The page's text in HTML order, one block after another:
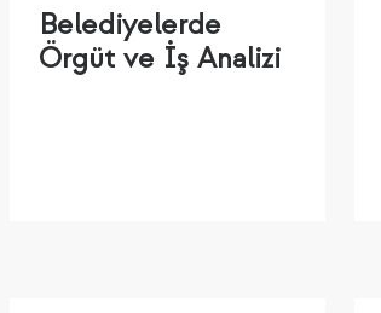
Belediyelerde
Örgüt ve İş Analizi